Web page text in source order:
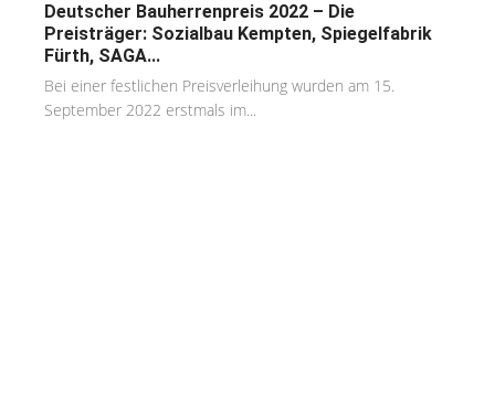
Deutscher Bauherrenpreis 2022 – Die
Preisträger: Sozialbau Kempten, Spiegelfabrik
Fürth, SAGA...
Bei einer festlichen Preisverleihung wurden am 15.
September 2022 erstmals im...